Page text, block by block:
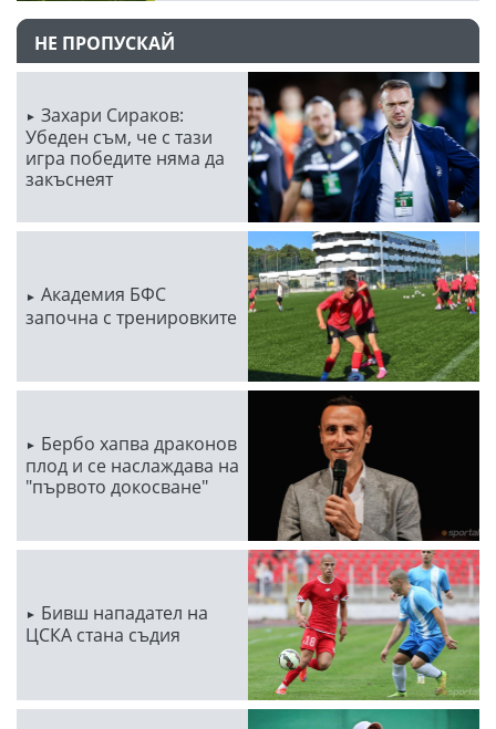
НЕ ПРОПУСКАЙ
Захари Сираков:
Убеден съм, че с тази
игра победите няма да
закъснеят
Академия БФС
започна с тренировките
Бербо хапва драконов
плод и се наслаждава на
"първото докосване"
Бивш нападател на
ЦСКА стана съдия